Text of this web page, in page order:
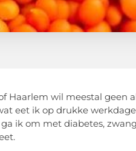
Haarlem wil meestal geen
eet ik op drukke
ik om met diabetes,